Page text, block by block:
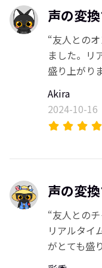
声の変
“友人との
ました。リ
盛り上がり
Akira
2024-10-16
声の変
“友人との
リアルタイ
がとても盛